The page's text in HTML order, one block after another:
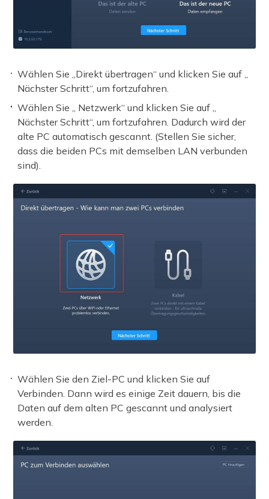
Wählen Sie „Direkt übertragen“ und klicken Sie auf „
Nächster Schritt“, um fortzufahren.
Wählen Sie „ Netzwerk“ und klicken Sie auf „
Nächster Schritt“, um fortzufahren. Dadurch wird der
alte PC automatisch gescannt. (Stellen Sie sicher,
dass die beiden PCs mit demselben LAN verbunden
sind).
Wählen Sie den Ziel-PC und klicken Sie auf
Verbinden. Dann wird es einige Zeit dauern, bis die
Daten auf dem alten PC gescannt und analysiert
werden.